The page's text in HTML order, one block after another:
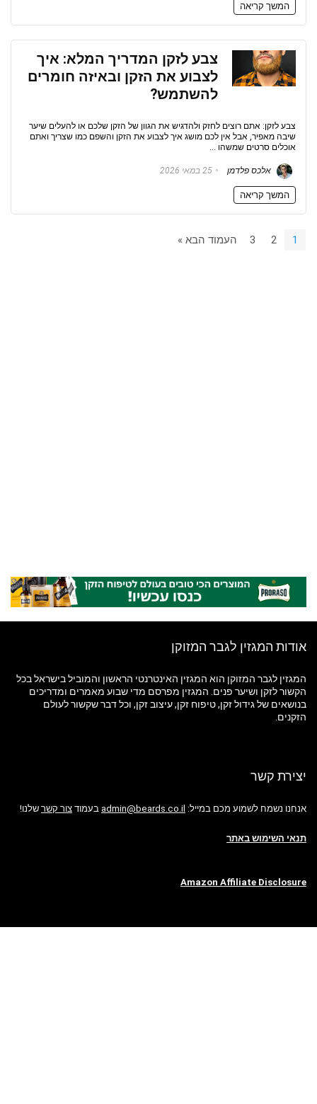
המשך קריאה
צבע לזקן המדריך המלא: איך
לצבוע את הזקן ובאיזה חומרים
להשתמש?
צבע לזקן: אתם רוצים לחזק ולהדגיש את הגוון של הזקן שלכם או להעלים שיער
שיבה מאפיר, אבל אין לכם מושג איך לצבוע את הזקן והשפם כמו שצריך ואתם
אוכלים סרטים שמשהו ...
אלכס פלדמן 25 במאי 2026
המשך קריאה
1
2
3 העמוד הבא »
אודות המגזין לגבר המזוקן
המגזין לגבר המזוקן הוא המגזין האינטרנטי הראשון והמוביל בישראל בכל
הקשור לזקן ושיער פנים. המגזין מפרסם מדי שבוע מאמרים ומדריכים
בנושאים של גידול זקן, טיפוח זקן, עיצוב זקן, וכל דבר שקשור לעולם
הזקנים.
יצירת קשר
אנחנו נשמח לשמוע מכם במייל: admin@beards.co.il בעמוד צור קשר שלנו!
תנאי השימוש באתר
Amazon Affiliate Disclosure